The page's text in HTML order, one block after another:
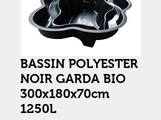
BASSIN POLYESTER
NOIR GARDA BIO
300x180x70cm
1250L